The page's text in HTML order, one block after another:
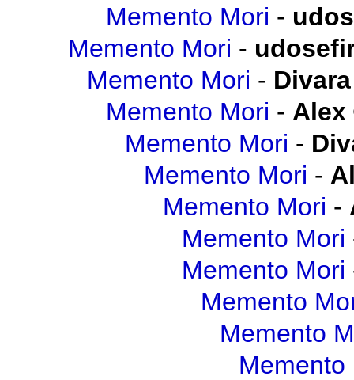
Memento Mori -
Memento Mori -
Memento Mori - Divara
Memento Mori - Alex
Memento Mori -
Memento Mori -
Memento Mori -
Memento Mori
Memento Mori
Memento
Memento
Memento